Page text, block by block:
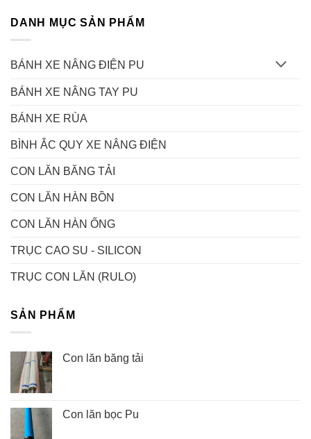
DANH MỤC SẢN PHẨM
BÁNH XE NÂNG ĐIỆN PU
BÁNH XE NÂNG TAY PU
BÁNH XE RÙA
BÌNH ẮC QUY XE NÂNG ĐIỆN
CON LĂN BĂNG TẢI
CON LĂN HÀN BỒN
CON LĂN HÀN ỐNG
TRỤC CAO SU - SILICON
TRỤC CON LĂN (RULO)
SẢN PHẨM
Con lăn băng tải
Con lăn bọc Pu